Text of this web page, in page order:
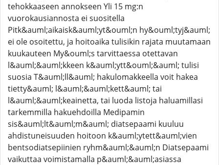
tehokkaaseen annokseen Yli 15 mg:n
vuorokausiannosta ei suositella
Pitk&auml;aikaisk&auml;yt&ouml;n hy&ouml;tyj&auml;
ei ole osoitettu, ja hoitoaika tulisikin rajata muutamaan
kuukauteen My&ouml;s tarvittaessa otettavan
l&auml;&auml;kkeen k&auml;ytt&ouml;&auml; tulisi
suosia T&auml;ll&auml; hakulomakkeella voit hakea
tietty&auml; l&auml;&auml;kett&auml; tai
l&auml;&auml;keainetta, tai luoda listoja haluamillasi
tarkemmilla hakuehdoilla Medipamin
sis&auml;lt&auml;m&auml; diatsepaami kuuluu
ahdistuneisuuden hoitoon k&auml;ytett&auml;vien
bentsodiatsepiinien ryhm&auml;&auml;n Diatsepaami
vaikuttaa voimistamalla p&auml;&auml;asiassa